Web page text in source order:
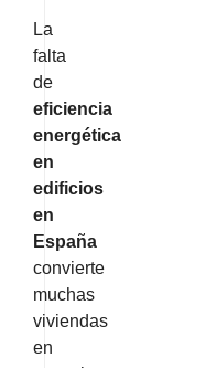
La
falta
de
eficiencia
energética
en
edificios
en
España
convierte
muchas
viviendas
en